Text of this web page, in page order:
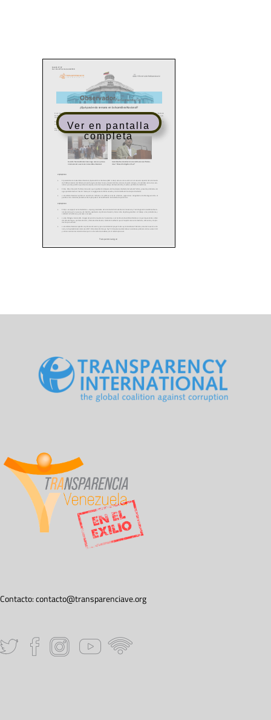
Ver en pantalla
completa
Contacto:contacto@transparenciave.org